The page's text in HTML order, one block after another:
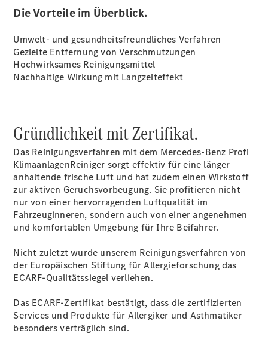
Service &
Zubehör
Übersicht
Reifen &
Kompletträder
Reifen- und
Komplettradschutz
EU-
Teile &
Zubehör
Telefonie &
Die Vorteile im Überblick.
Umwelt- und gesundheitsfreundliches Verfahren
Gezielte Entfernung von Verschmutzungen
Hochwirksames Reinigungsmittel
Nachhaltige Wirkung mit Langzeiteffekt
Gründlichkeit mit Zertifikat.
Das Reinigungsverfahren mit dem Mercedes-Benz Profi
KlimaanlagenReiniger sorgt effektiv für eine länger
anhaltende frische Luft und hat zudem einen Wirkstoff
zur aktiven Geruchsvorbeugung. Sie profitieren nicht
nur von einer hervorragenden Luftqualität im
Fahrzeuginneren, sondern auch von einer angenehmen
und komfortablen Umgebung für Ihre Beifahrer.
Nicht zuletzt wurde unserem Reinigungsverfahren von
der Europäischen Stiftung für Allergieforschung das
ECARF-Qualitätssiegel verliehen.
Das ECARF-Zertifikat bestätigt, dass die zertifizierten
Services und Produkte für Allergiker und Asthmatiker
besonders verträglich sind.